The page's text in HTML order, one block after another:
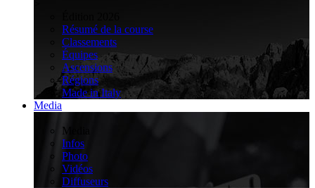
Résumé de la course
Classements
Équipes
Ascensions
Régions
Made in Italy
Media
Media
Infos
Photo
Vidéos
Diffuseurs